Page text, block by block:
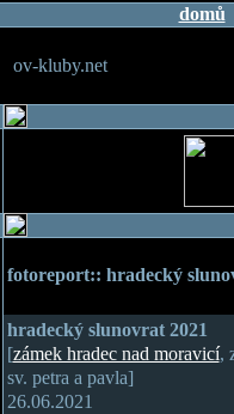
domů
ov-kluby.net
fotoreport:: hradecký
hradecký slunovrat 2021
[zámek hradec nad moravicí,
sv. petra a pavla]
26.06.2021